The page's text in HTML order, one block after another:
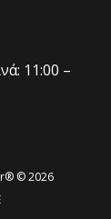
11:00 –
© 2026